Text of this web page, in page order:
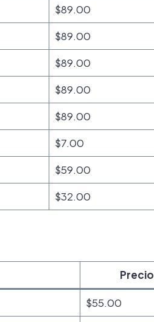
$89.00
$89.00
$89.00
$89.00
$89.00
$7.00
$59.00
$32.00
Precio
$55.00